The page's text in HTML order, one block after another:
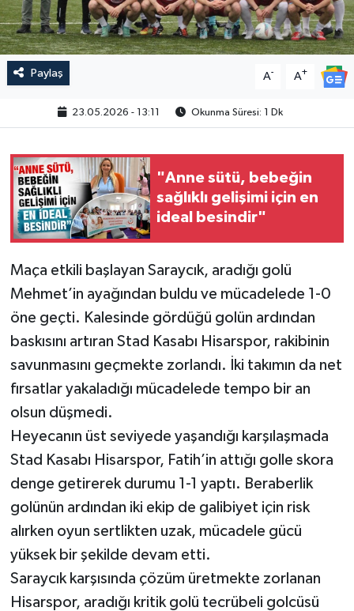
Paylaş A- A+
23.05.2026 - 13:11 Okunma Süresi: 1 Dk
"Anne sütü, bebeğin
sağlıklı gelişimi için en
ideal besindir"
Maça etkili başlayan Saraycık, aradığı golü
Mehmet’in ayağından buldu ve mücadelede 1-0
öne geçti. Kalesinde gördüğü golün ardından
baskısını artıran Stad Kasabı Hisarspor, rakibinin
savunmasını geçmekte zorlandı. İki takımın da net
fırsatlar yakaladığı mücadelede tempo bir an
olsun düşmedi.
Heyecanın üst seviyede yaşandığı karşılaşmada
Stad Kasabı Hisarspor, Fatih’in attığı golle skora
denge getirerek durumu 1-1 yaptı. Beraberlik
golünün ardından iki ekip de galibiyet için risk
alırken oyun sertlikten uzak, mücadele gücü
yüksek bir şekilde devam etti.
Saraycık karşısında çözüm üretmekte zorlanan
Hisarspor, aradığı kritik golü tecrübeli golcüsü